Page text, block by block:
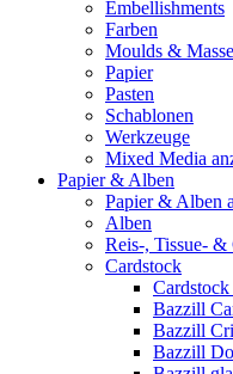
Embellishments
Farben
Moulds & Masse
Papier
Pasten
Schablonen
Werkzeuge
Mixed Media
Papier & Alben
Papier & Alben
Alben
Reis-, Tissue- &
Cardstock
Cardstock
Bazzill
Bazzill
Bazzill